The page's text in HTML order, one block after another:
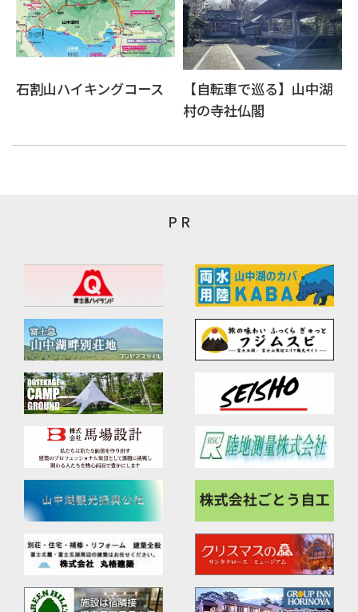
石割山ハイキングコース
【自転車で巡る】山中湖
村の寺社仏閣
P R